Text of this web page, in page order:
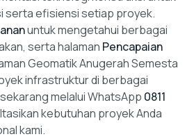
serta efisiensi setiap proyek.
untuk mengetahui berbagai
serta halaman Pencapaian
Geomatik Anugerah Semesta
infrastruktur di berbagai
melalui WhatsApp 0811
kebutuhan proyek Anda
kami.